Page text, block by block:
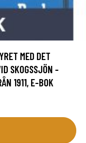
MED DET
SKOGSSJÖN -
1911, E-BOK